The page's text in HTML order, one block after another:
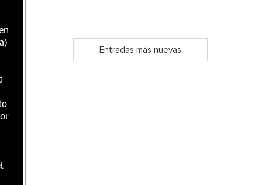
Entradas más nuevas